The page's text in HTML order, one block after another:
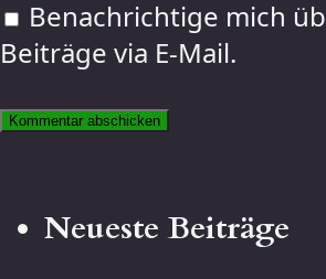
Benachrichtige mich
Beiträge via E-Mail.
Neueste Beiträge